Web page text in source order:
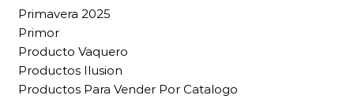
Primavera 2025
Primor
Producto Vaquero
Productos Ilusion
Productos Para Vender Por Catalogo